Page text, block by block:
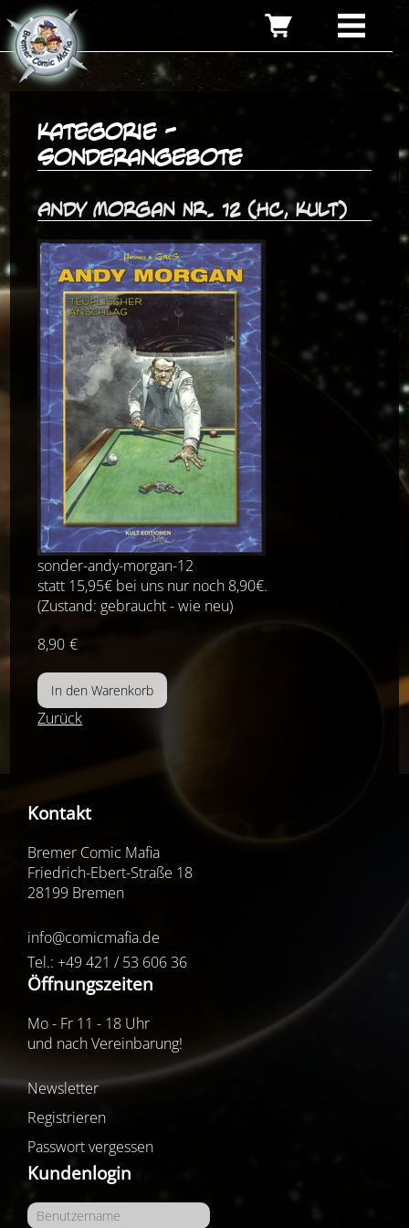
Kategorie -
Sonderangebote
Andy Morgan Nr. 12 (HC, Kult)
sonder-andy-morgan-12
statt 15,95€ bei uns nur noch 8,90€.
(Zustand: gebraucht - wie neu)
8,90 €
Zurück
Kontakt
Bremer Comic Mafia
Friedrich-Ebert-Straße 18
28199 Bremen
info@comicmafia.de
Tel.: +49 421 / 53 606 36
Öffnungszeiten
Mo - Fr 11 - 18 Uhr
und nach Vereinbarung!
Newsletter
Registrieren
Passwort vergessen
Kundenlogin